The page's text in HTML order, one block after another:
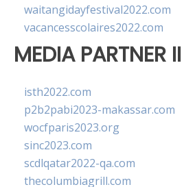
waitangidayfestival2022.com
vacancesscolaires2022.com
MEDIA PARTNER II
isth2022.com
p2b2pabi2023-makassar.com
wocfparis2023.org
sinc2023.com
scdlqatar2022-qa.com
thecolumbiagrill.com